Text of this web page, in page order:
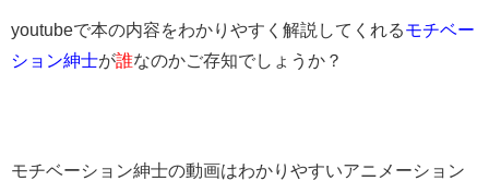
youtubeで本の内容をわかりやすく解説してくれるモチベー
ション紳士が誰なのかご存知でしょうか？
モチベーション紳士の動画はわかりやすいアニメーション